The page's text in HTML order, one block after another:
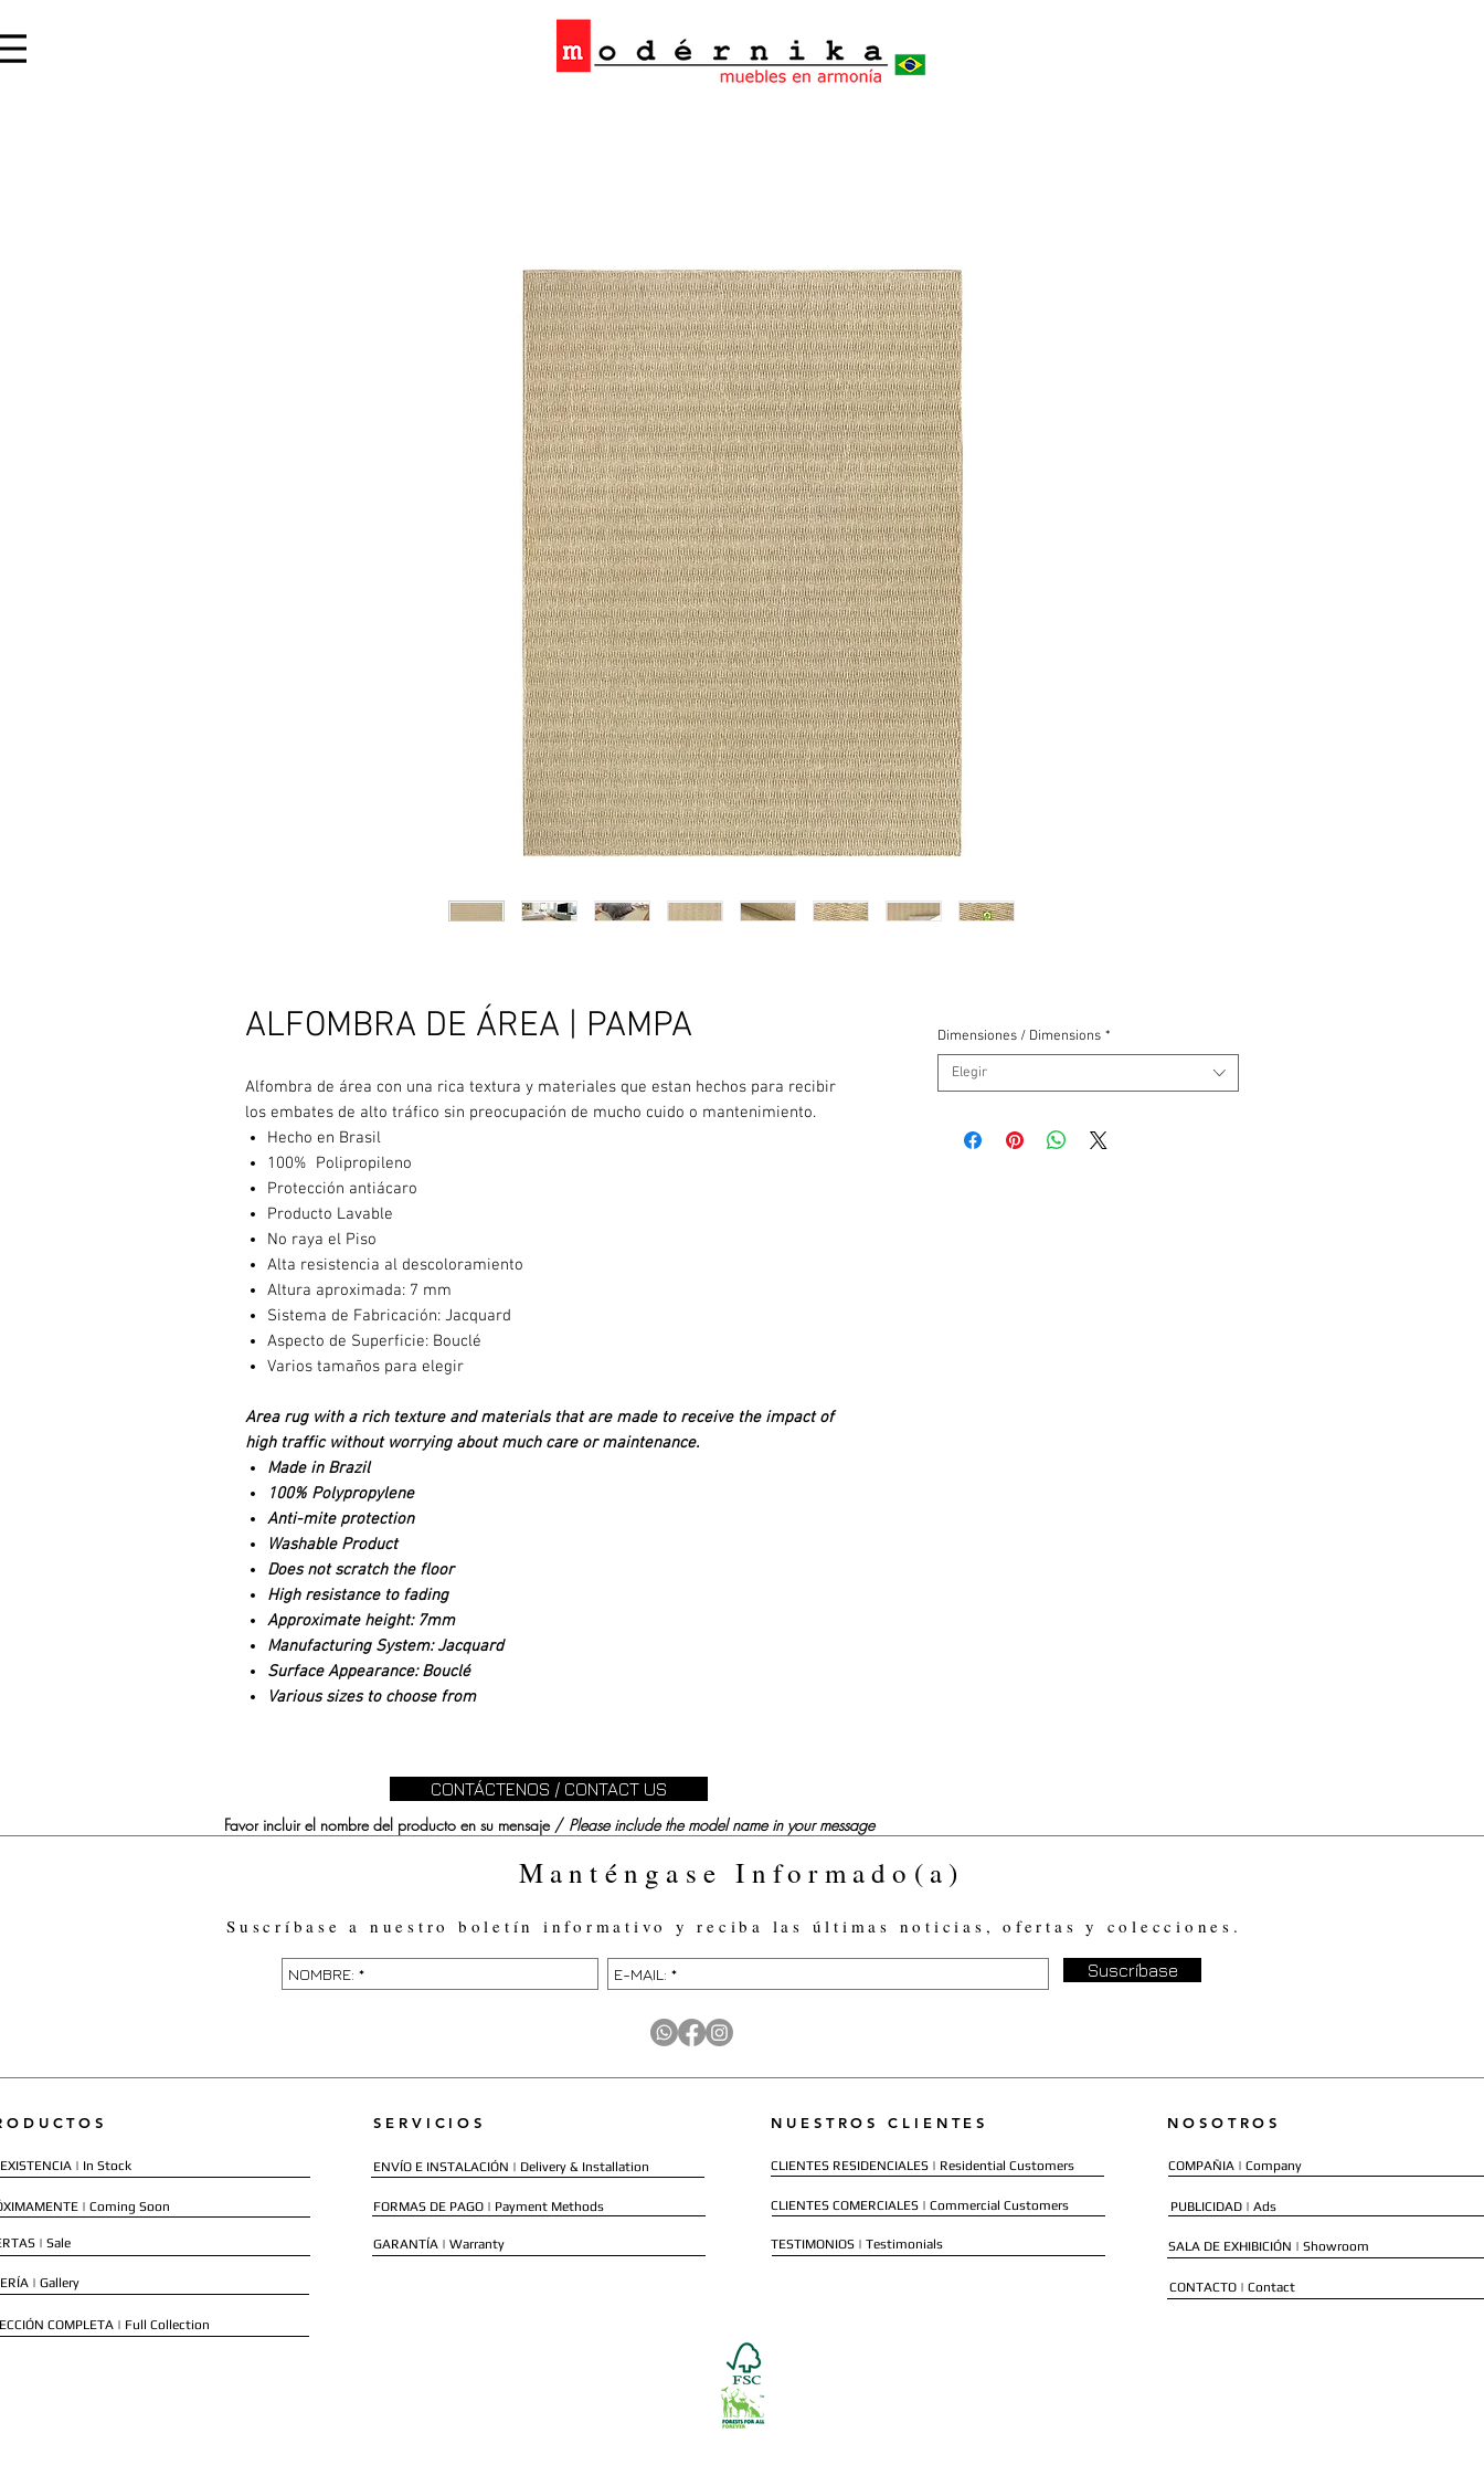
ALFOMBRA DE ÁREA | PAMPA
Alfombra de área con una rica textura y materiales que estan hechos para recibir
los embates de alto tráfico sin preocupación de mucho cuido o mantenimiento.
Hecho en Brasil
100% Polipropileno
Protección antiácaro
Producto Lavable
No raya el Piso
Alta resistencia al descoloramiento
Altura aproximada: 7 mm
Sistema de Fabricación: Jacquard
Aspecto de Superficie: Bouclé
Varios tamaños para elegir
Area rug with a rich texture and materials that are made to receive the impact of
high traffic without worrying about much care or maintenance.
Made in Brazil
100% Polypropylene
Anti-mite protection
Washable Product
Does not scratch the floor
High resistance to fading
Approximate height: 7mm
Manufacturing System: Jacquard
Surface Appearance: Bouclé
Various sizes to choose from
Dimensiones / Dimensions *
Elegir
CONTÁCTENOS / CONTACT US
Favor incluir el nombre del producto en su mensaje / Please include the model name in your message
Manténgase Informado(a)
Suscríbase a nuestro boletín informativo y reciba las últimas noticias, ofertas y colecciones.
Suscríbase
| In Stock
| Coming Soon
| Sale
| Gallery
COMPLETA | Full Collection
SERVICIOS
ENVÍO E INSTALACIÓN | Delivery & Installation
FORMAS DE PAGO | Payment Methods
GARANTÍA | Warranty
NUESTROS CLIENTES
CLIENTES RESIDENCIALES | Residential Customers
CLIENTES COMERCIALES | Commercial Customers
TESTIMONIOS | Testimonials
NOSOTROS
COMPAÑIA | Company
PUBLICIDAD | Ads
SALA DE EXHIBICIÓN | Showroom
CONTACTO | Contact